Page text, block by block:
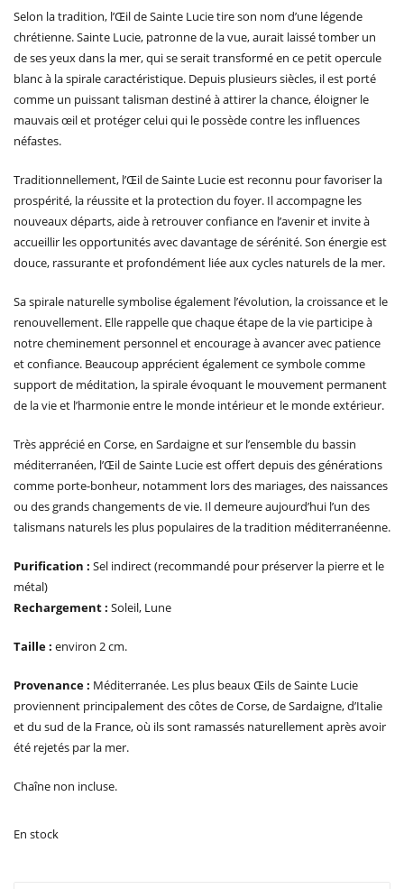
Selon la tradition, l’Œil de Sainte Lucie tire son nom d’une légende
chrétienne. Sainte Lucie, patronne de la vue, aurait laissé tomber un
de ses yeux dans la mer, qui se serait transformé en ce petit opercule
blanc à la spirale caractéristique. Depuis plusieurs siècles, il est porté
comme un puissant talisman destiné à attirer la chance, éloigner le
mauvais œil et protéger celui qui le possède contre les influences
néfastes.
Traditionnellement, l’Œil de Sainte Lucie est reconnu pour favoriser la
prospérité, la réussite et la protection du foyer. Il accompagne les
nouveaux départs, aide à retrouver confiance en l’avenir et invite à
accueillir les opportunités avec davantage de sérénité. Son énergie est
douce, rassurante et profondément liée aux cycles naturels de la mer.
Sa spirale naturelle symbolise également l’évolution, la croissance et le
renouvellement. Elle rappelle que chaque étape de la vie participe à
notre cheminement personnel et encourage à avancer avec patience
et confiance. Beaucoup apprécient également ce symbole comme
support de méditation, la spirale évoquant le mouvement permanent
de la vie et l’harmonie entre le monde intérieur et le monde extérieur.
Très apprécié en Corse, en Sardaigne et sur l’ensemble du bassin
méditerranéen, l’Œil de Sainte Lucie est offert depuis des générations
comme porte-bonheur, notamment lors des mariages, des naissances
ou des grands changements de vie. Il demeure aujourd’hui l’un des
talismans naturels les plus populaires de la tradition méditerranéenne.
Purification : Sel indirect (recommandé pour préserver la pierre et le
métal)
Rechargement : Soleil, Lune
Taille : environ 2 cm.
Provenance : Méditerranée. Les plus beaux Œils de Sainte Lucie
proviennent principalement des côtes de Corse, de Sardaigne, d’Italie
et du sud de la France, où ils sont ramassés naturellement après avoir
été rejetés par la mer.
Chaîne non incluse.
En stock